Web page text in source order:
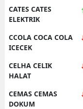
CATES CATES
ELEKTRIK
CCOLA COCA COLA
ICECEK
CELHA CELIK
HALAT
CEMAS CEMAS
DOKUM